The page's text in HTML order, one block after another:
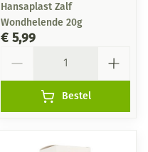
Hansaplast Zalf
Wondhelende 20g
€ 5,99
Bestel